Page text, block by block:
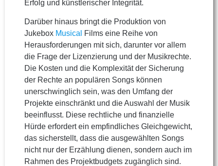
Erfolg und künstlerischer Integrität.
Darüber hinaus bringt die Produktion von
Jukebox Musical
Films eine Reihe von
Herausforderungen mit sich, darunter vor allem
die Frage der Lizenzierung und der Musikrechte.
Die Kosten und die Komplexität der Sicherung
der Rechte an populären Songs können
unerschwinglich sein, was den Umfang der
Projekte einschränkt und die Auswahl der Musik
beeinflusst. Diese rechtliche und finanzielle
Hürde erfordert ein empfindliches Gleichgewicht,
das sicherstellt, dass die ausgewählten Songs
nicht nur der Erzählung dienen, sondern auch im
Rahmen des Projektbudgets zugänglich sind.